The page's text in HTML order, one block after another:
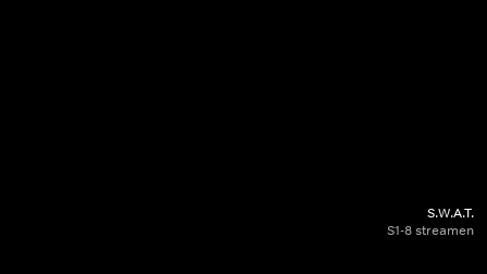
S.W.A.T.
S1-8 streamen